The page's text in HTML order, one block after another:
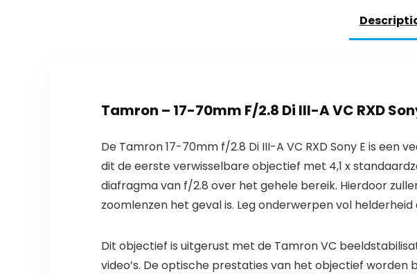
Tamron – 17-70mm F/2.8 Di III-A VC RXD
De Tamron 17-70mm f/2.8 Di III-A VC RXD Sony E is een
dit de eerste verwisselbare objectief met 4,1 x
diafragma van f/2.8 over het gehele bereik. Hierdoor
zoomlenzen het geval is. Leg onderwerpen vol
Dit objectief is uitgerust met de Tamron VC
video’s. De optische prestaties van het objectief